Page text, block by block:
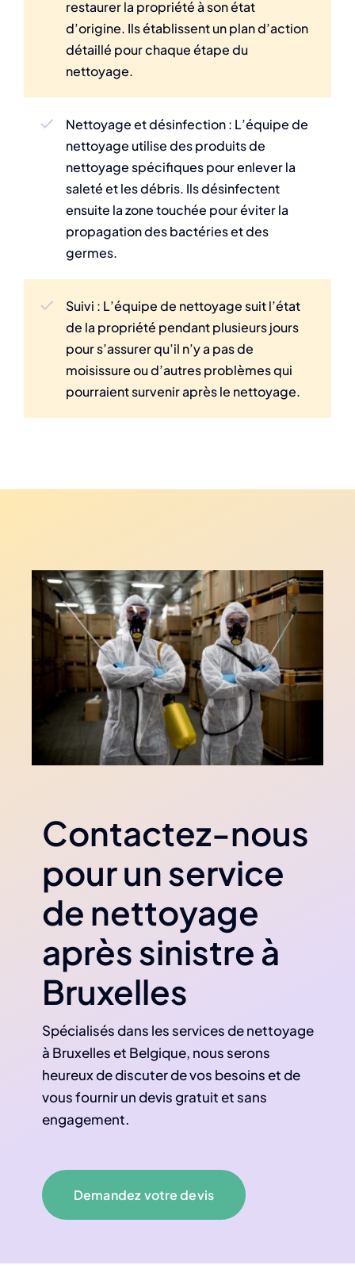
restaurer la propriété à son état
d’origine. Ils établissent un plan d’action
détaillé pour chaque étape du
nettoyage.
Nettoyage et désinfection : L’équipe de
nettoyage utilise des produits de
nettoyage spécifiques pour enlever la
saleté et les débris. Ils désinfectent
ensuite la zone touchée pour éviter la
propagation des bactéries et des
germes.
Suivi : L’équipe de nettoyage suit l’état
de la propriété pendant plusieurs jours
pour s’assurer qu’il n’y a pas de
moisissure ou d’autres problèmes qui
pourraient survenir après le nettoyage.
Contactez-nous
pour un service
de nettoyage
après sinistre à
Bruxelles
Spécialisés dans les services de nettoyage
à Bruxelles et Belgique, nous serons
heureux de discuter de vos besoins et de
vous fournir un devis gratuit et sans
engagement.
Demandez votre devis